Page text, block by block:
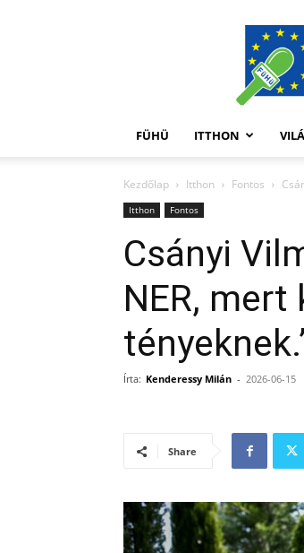
FüHü
FÜHÜ ITTHON
Kezdőlap Itthon Fontos
Itthon Fontos
Csányi
NER,
Írta: Kenderessy Milán - 2026-06-15
Share